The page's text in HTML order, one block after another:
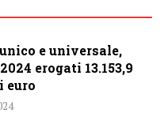
e universale,
erogati 13.153,9
euro